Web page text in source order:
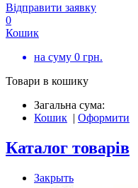
Відправити заявку
0
Кошик
на суму 0 грн.
Товари в кошику
Загальна сума:
Кошик | Оформити
Каталог товарів
Закрыть